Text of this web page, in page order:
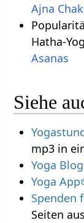
Ajna
Hatha-
Asanas
Siehe
mp3 in
Yoga Blog
Yoga App
Spenden
Seiten